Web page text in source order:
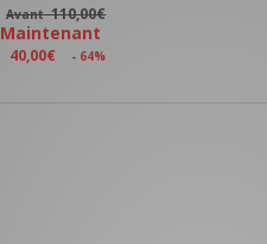
Avant110,00€
Maintenant
40,00€ - 64%